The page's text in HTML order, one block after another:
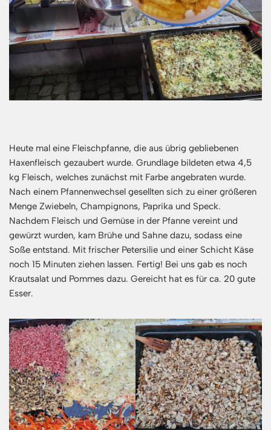
Heute mal eine Fleischpfanne, die aus übrig gebliebenen
Haxenfleisch gezaubert wurde. Grundlage bildeten etwa 4,5
kg Fleisch, welches zunächst mit Farbe angebraten wurde.
Nach einem Pfannenwechsel gesellten sich zu einer größeren
Menge Zwiebeln, Champignons, Paprika und Speck.
Nachdem Fleisch und Gemüse in der Pfanne vereint und
gewürzt wurden, kam Brühe und Sahne dazu, sodass eine
Soße entstand. Mit frischer Petersilie und einer Schicht Käse
noch 15 Minuten ziehen lassen. Fertig! Bei uns gab es noch
Krautsalat und Pommes dazu. Gereicht hat es für ca. 20 gute
Esser.